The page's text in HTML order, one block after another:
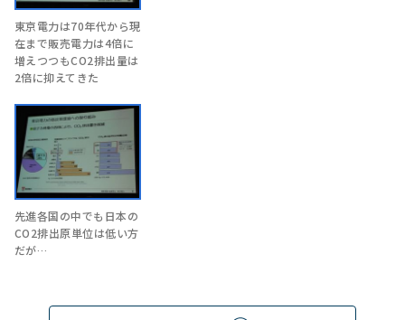
東京電力は70年代から現
在まで販売電力は4倍に
増えつつもCO2排出量は
2倍に抑えてきた
先進各国の中でも日本の
CO2排出原単位は低い方
だが…